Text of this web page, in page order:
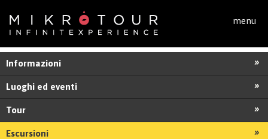
menu
Informazioni
Luoghi ed eventi
Tour
Escursioni